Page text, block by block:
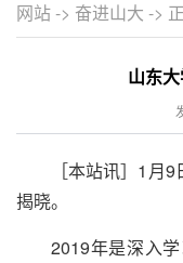
网站-> 奋进山大 ->
山东
［本站讯］1月
揭晓。
2019年是深入